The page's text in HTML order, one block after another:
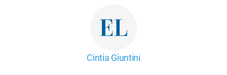
Cintia Giuntini